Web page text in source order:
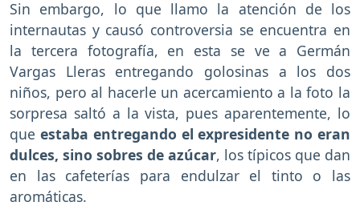
Sin embargo, lo que llamo la atención de los
internautas y causó controversia se encuentra en
la tercera fotografía, en esta se ve a Germán
Vargas Lleras entregando golosinas a los dos
niños, pero al hacerle un acercamiento a la foto la
sorpresa saltó a la vista, pues aparentemente, lo
que estaba entregando el expresidente no eran
dulces, sino sobres de azúcar, los típicos que dan
en las cafeterías para endulzar el tinto o las
aromáticas.